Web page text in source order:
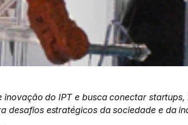
do IPT e busca conectar startups,
desafios estratégicos da sociedade e da